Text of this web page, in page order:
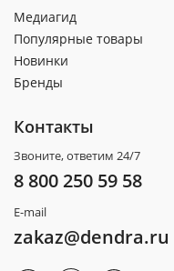
Медиагид
Популярные товары
Новинки
Бренды
Контакты
Звоните, ответим 24/7
8 800 250 59 58
E-mail
zakaz@dendra.ru